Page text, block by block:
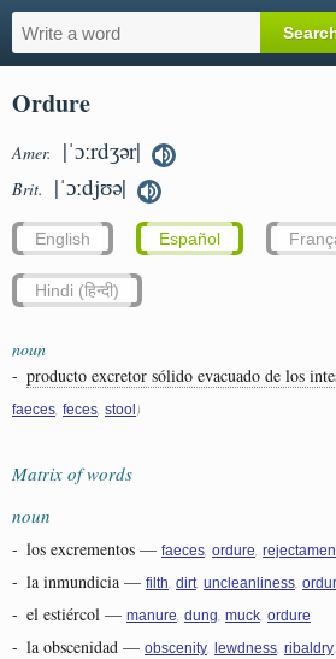
Ordure
Amer. |ˈɔːrdʒər|
Brit. |ˈɔːdjʊə|
English Español
Hindi (हिन्दी)
noun
- producto excretor sólido evacuado de los
faeces feces stool )
Matrix of words
noun
- los excrementos — faeces ordure
- la inmundicia — filth dirt uncleanliness
- el estiércol — manure dung muck ordure
- la obscenidad — obscenity lewdness ribaldry